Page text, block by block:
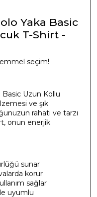
Yaka Basic
T-Shirt -
seçim!
Uzun Kollu
ve şık
rahatı ve tarzı
onun enerjik
sunar
korur
sağlar
uyumlu